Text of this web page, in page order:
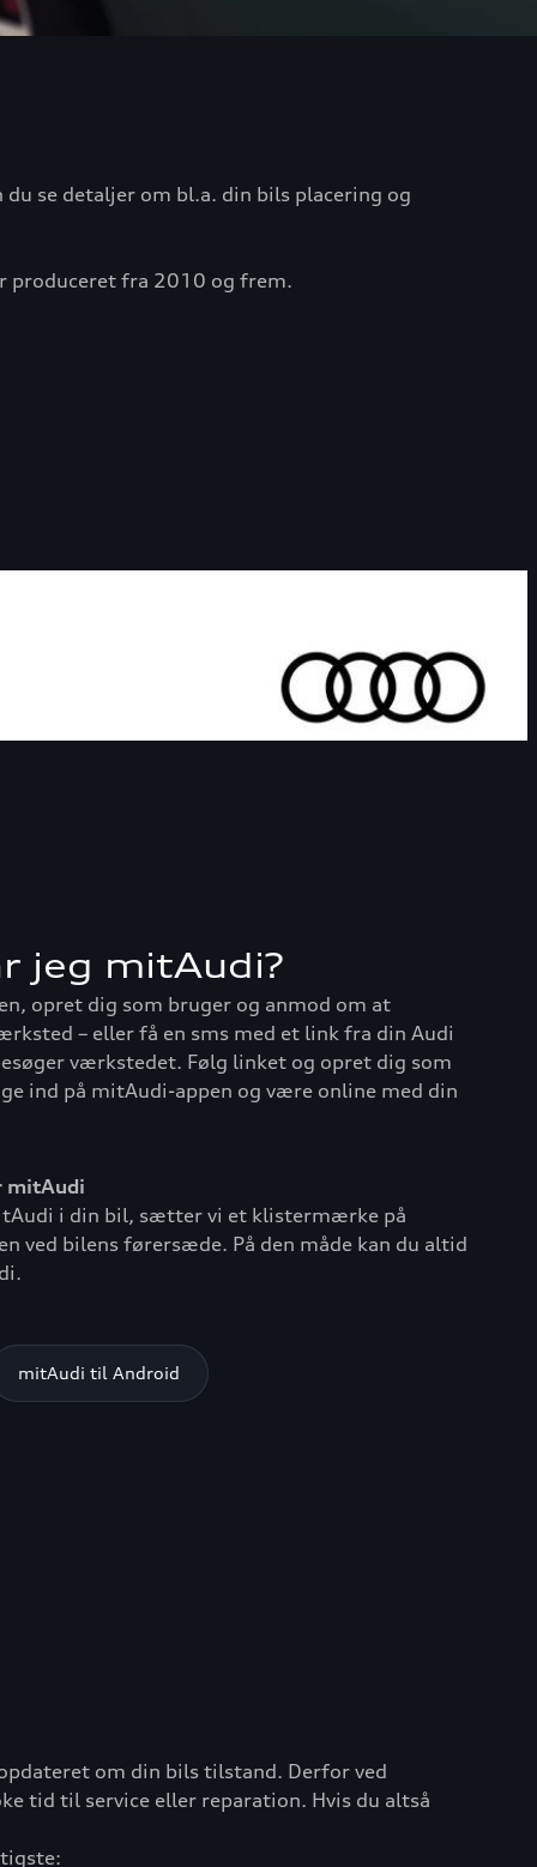
se detaljer om bl.a. din bils placering og
produceret fra 2010 og frem.
jeg mitAudi?
opret dig som bruger og anmod om at
– eller få en sms med et link fra din Audi
værkstedet. Følg linket og opret dig som
ind på mitAudi-appen og være online med din
mitAudi
i din bil, sætter vi et klistermærke på
ved bilens førersæde. På den måde kan du altid
mitAudi til Android
om din bils tilstand. Derfor ved
tid til service eller reparation. Hvis du altså